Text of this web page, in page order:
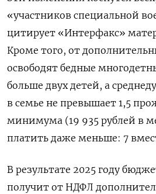
«участников специальной
цитирует «Интерфакс»
Кроме того, от
освободят бедные
больше двух детей, а
в семье не превышает 1,5
минимума (19 935 рублей в
платить даже меньше: 7
В результате 2025 году
получит от НДФЛ